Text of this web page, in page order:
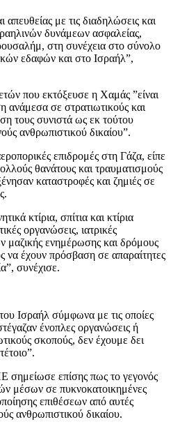
με τις διαδηλώσεις και
δυνάμεων ασφαλείας,
στη συνέχεια στο σύνολο
εδαφών και στο Ισραήλ”,
που εκτόξευσε η Χαμάς ”είναι
ανάμεσα σε στρατιωτικούς και
τους συνιστά ως εκ τούτου
ανθρωπιστικού δικαίου”.
επιδρομές στη Γάζα, είπε
θανάτους και τραυματισμούς
καταστροφές και ζημιές σε
κτίρια, σπίτια και κτίρια
οργανώσεις, ιατρικές
μαζικής ενημέρωσης και δρόμους
να έχουν πρόσβαση σε απαραίτητες
συνέχισε.
Ισραήλ σύμφωνα με τις οποίες
ένοπλες οργανώσεις ή
σκοπούς, δεν έχουμε δει
επίσης πως το γεγονός
μέσων σε πυκνοκατοικημένες
επιθέσεων από αυτές
ανθρωπιστικού δικαίου.